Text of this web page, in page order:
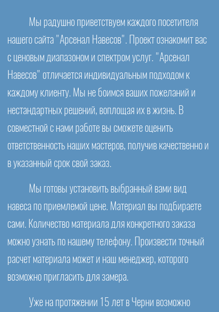
Мы радушно приветствуем каждого посетителя
нашего сайта "Арсенал Навесов". Проект ознакомит вас
с ценовым диапазоном и спектром услуг. "Арсенал
Навесов" отличается индивидуальным подходом к
каждому клиенту. Мы не боимся ваших пожеланий и
нестандартных решений, воплощая их в жизнь. В
совместной с нами работе вы сможете оценить
ответственность наших мастеров, получив качественно и
в указанный срок свой заказ.
Мы готовы установить выбранный вами вид
навеса по приемлемой цене. Материал вы подбираете
сами. Количество материала для конкретного заказа
можно узнать по нашему телефону. Произвести точный
расчет материала может и наш менеджер, которого
возможно пригласить для замера.
Уже на протяжении 15 лет в Черни возможно